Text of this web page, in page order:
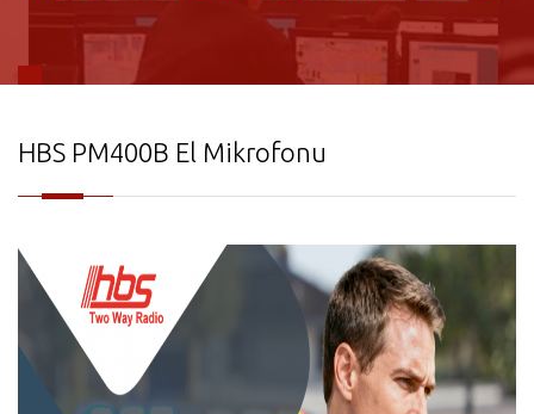
HBS PM400B El Mikrofonu